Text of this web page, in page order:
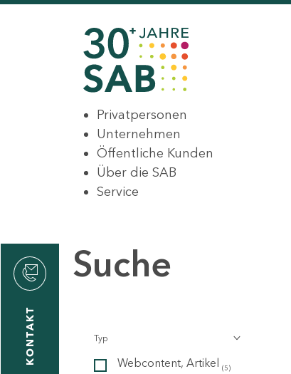
Privatpersonen
Unternehmen
Öffentliche Kunden
Über die SAB
Service
KONTAKT
Suche
Typ
Webcontent, Artikel (5)